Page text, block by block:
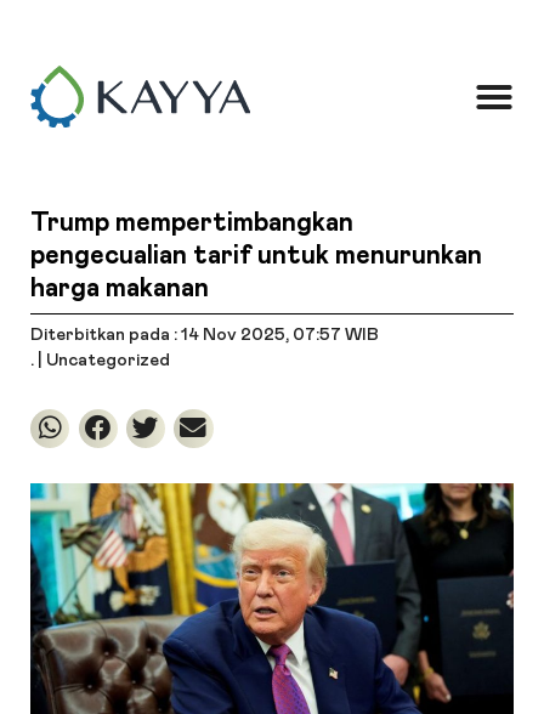
Trump mempertimbangkan
pengecualian tarif untuk menurunkan
harga makanan
Diterbitkan pada : 14 Nov 2025, 07:57 WIB
. |
Uncategorized